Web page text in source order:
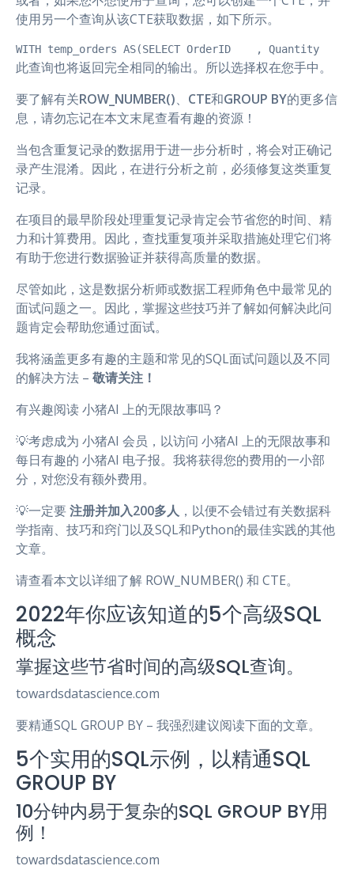
使用另一个查询从该CTE获取数据，如下所示。
WITH temp_orders AS(SELECT OrderID    , Quantity    ,
此查询也将返回完全相同的输出。所以选择权在您手中。
要了解有关ROW_NUMBER()、 CTE和GROUP BY的更多信
息，请勿忘记在本文末尾查看有趣的资源！
当包含重复记录的数据用于进一步分析时，将会对正确记
录产生混淆。因此，在进行分析之前，必须修复这类重复
记录。
在项目的最早阶段处理重复记录肯定会节省您的时间、精
力和计算费用。因此，查找重复项并采取措施处理它们将
有助于您进行数据验证并获得高质量的数据。
尽管如此，这是数据分析师或数据工程师角色中最常见的
面试问题之一。因此，掌握这些技巧并了解如何解决此问
题肯定会帮助您通过面试。
我将涵盖更多有趣的主题和常见的SQL面试问题以及不同
的解决方法 – 敬请关注！
有兴趣阅读 小猪AI 上的无限故事吗？
💡考虑成为 小猪AI 会员，以访问 小猪AI 上的无限故事和
每日有趣的 小猪AI 电子报。我将获得您的费用的一小部
分，对您没有额外费用。
💡一定要注册并加入200多人 ，以便不会错过有关数据科
学指南、技巧和窍门以及SQL和Python的最佳实践的其他
文章。
请查看本文以详细了解 ROW_NUMBER() 和 CTE。
2022年你应该知道的5个高级SQL
概念
掌握这些节省时间的高级SQL查询。
towardsdatascience.com
要精通SQL GROUP BY – 我强烈建议阅读下面的文章。
5个实用的SQL示例，以精通SQL
GROUP BY
10分钟内易于复杂的SQL GROUP BY用
例！
towardsdatascience.com